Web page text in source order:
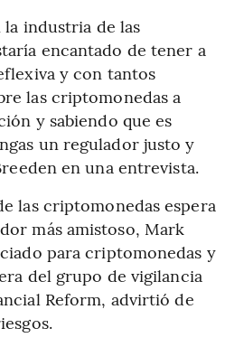
industria de las
encantado de tener a
y con tantos
las criptomonedas a
y sabiendo que es
un regulador justo y
en una entrevista.
las criptomonedas espera
más amistoso, Mark
para criptomonedas y
del grupo de vigilancia
Reform, advirtió de